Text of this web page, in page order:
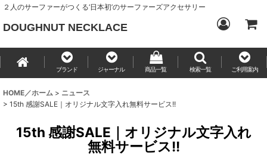
２人のサーファーがつくる‘日本初’のサーファーズアクセサリー
DOUGHNUT NECKLACE
ブランド ジャーナル 商品一覧 検索一覧 ご利用案内
HOME／ホーム > ニュース
> 15th 感謝SALE｜オリジナル文字入れ無料サービス!!
15th 感謝SALE｜オリジナル文字入れ
無料サービス!!